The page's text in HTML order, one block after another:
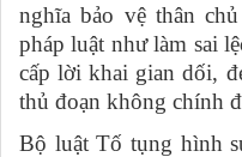
nghĩa bảo vệ thân
pháp luật như làm sai
cấp lời khai gian dối,
thủ đoạn không chính
Bộ luật Tố tụng hình